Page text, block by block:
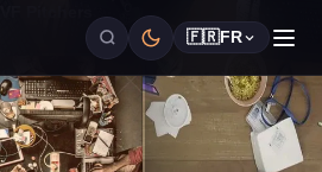
🇫🇷 FR